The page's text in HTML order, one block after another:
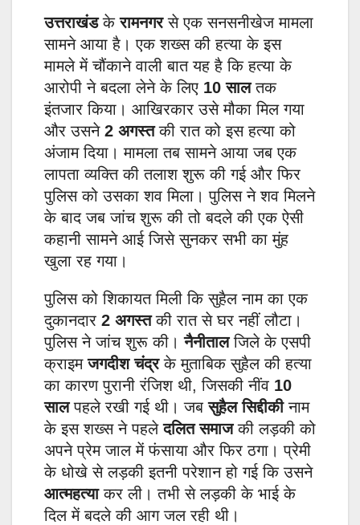
उत्तराखंडकेरामनगरसे एक सनसनीखेज मामला
सामने आया है। एक शख्स की हत्या के इस
मामले में चौंकाने वाली बात यह है कि हत्या के
आरोपी ने बदला लेने के लिए 10 सालतक
इंतजार किया। आखिरकार उसे मौका मिल गया
और उसने 2 अगस्तकी रात को इस हत्या को
अंजाम दिया। मामला तब सामने आया जब एक
लापता व्यक्ति की तलाश शुरू की गई और फिर
पुलिस को उसका शव मिला। पुलिस ने शव मिलने
के बाद जब जांच शुरू की तो बदले की एक ऐसी
कहानी सामने आई जिसे सुनकर सभी का मुंह
खुला रह गया।
पुलिस को शिकायत मिली कि सुहैल नाम का एक
दुकानदार 2 अगस्तकी रात से घर नहीं लौटा।
पुलिस ने जांच शुरू की।नैनीतालजिले के एसपी
क्राइमजगदीश चंद्रके मुताबिक सुहैल की हत्या
का कारण पुरानी रंजिश थी, जिसकी नींव 10
सालपहले रखी गई थी। जबसुहैल सिद्दीकीनाम
के इस शख्स ने पहलेदलित समाजकी लड़की को
अपने प्रेम जाल में फंसाया और फिर ठगा। प्रेमी
के धोखे से लड़की इतनी परेशान हो गई कि उसने
आत्महत्याकर ली। तभी से लड़की के भाई के
दिल में बदले की आग जल रही थी।